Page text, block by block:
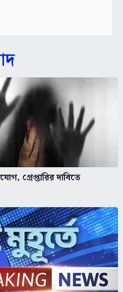
গ্রেপ্তারির দাবিতে